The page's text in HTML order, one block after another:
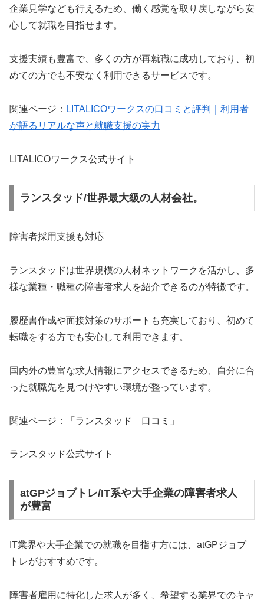
企業見学なども行えるため、働く感覚を取り戻しながら安
心して就職を目指せます。
支援実績も豊富で、多くの方が再就職に成功しており、初
めての方でも不安なく利用できるサービスです。
関連ページ： LITALICOワークスの口コミと評判｜利用者
が語るリアルな声と就職支援の実力
LITALICOワークス公式サイト
ランスタッド/世界最大級の人材会社。
障害者採用支援も対応
ランスタッドは世界規模の人材ネットワークを活かし、多
様な業種・職種の障害者求人を紹介できるのが特徴です。
履歴書作成や面接対策のサポートも充実しており、初めて
転職をする方でも安心して利用できます。
国内外の豊富な求人情報にアクセスできるため、自分に合
った就職先を見つけやすい環境が整っています。
関連ページ：「ランスタッド 口コミ」
ランスタッド公式サイト
atGPジョブトレ/IT系や大手企業の障害者求人
が豊富
IT業界や大手企業での就職を目指す方には、atGPジョブ
トレがおすすめです。
障害者雇用に特化した求人が多く、希望する業界でのキャ